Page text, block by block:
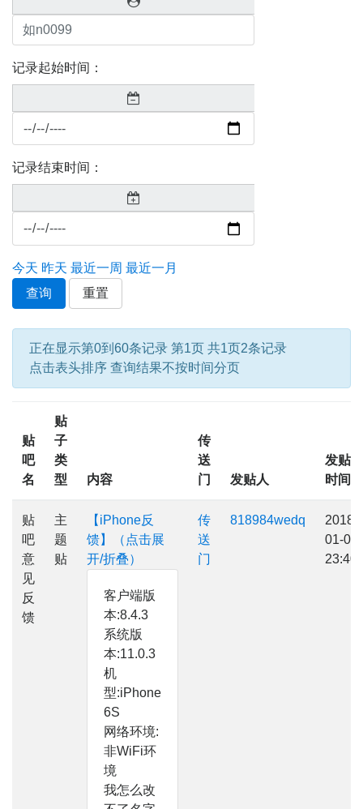
记录起始时间：
记录结束时间：
今天 昨天 最近一周 最近一月
查询
重置
正在显示第0到60条记录 第1页 共1页2条记录
点击表头排序 查询结果不按时间分页
贴
吧
名
贴
子
类
型
内容
传
送
门
发贴人
发贴
时间
贴
吧
意
见
反
馈
主
题
贴
【iPhone反
馈】（点击展
开/折叠）
客户端版
本:8.4.3
系统版
本:11.0.3
机
型:iPhone
6S
网络环境:
非WiFi环
境
我怎么改
传
送
门
818984wedq
2018-
01-01
23:40